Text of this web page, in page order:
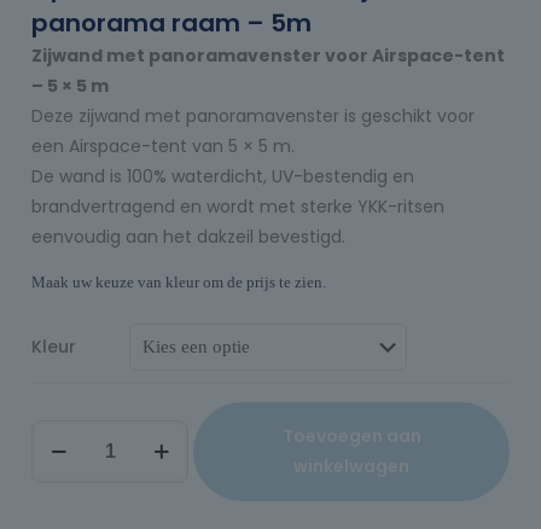
panorama raam – 5m
Zijwand met panoramavenster voor Airspace-tent
– 5 × 5 m
Deze zijwand met panoramavenster is geschikt voor
een Airspace-tent van 5 × 5 m.
De wand is 100% waterdicht, UV-bestendig en
brandvertragend en wordt met sterke YKK-ritsen
eenvoudig aan het dakzeil bevestigd.
Maak uw keuze van kleur om de prijs te zien.
Kleur